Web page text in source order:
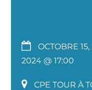
OCTOBRE
2024 @ 17:00
CPE TOUR À